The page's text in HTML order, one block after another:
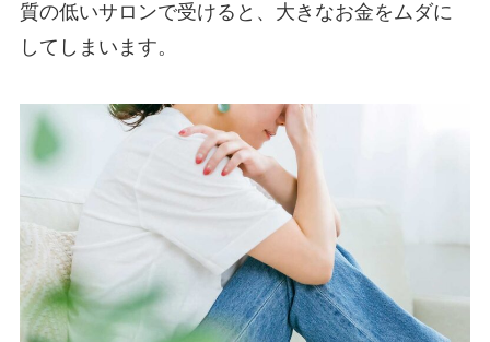
質の低いサロンで受けると、大きなお金をムダに
してしまいます。